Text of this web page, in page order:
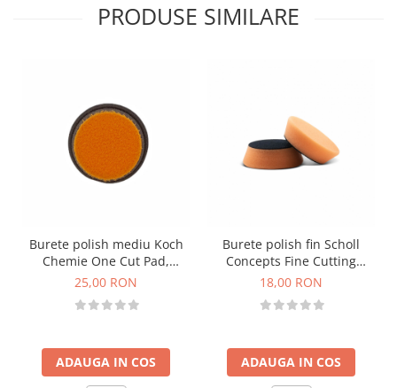
PRODUSE SIMILARE
Burete polish mediu Koch
Chemie One Cut Pad,
portocaliu, 45mm
25,00 RON
ADAUGA IN COS
Burete polish fin Scholl
Concepts Fine Cutting
Premium Pad, portocaliu,
18,00 RON
ADAUGA IN COS